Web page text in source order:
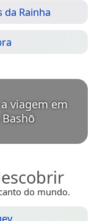
da Rainha
viagem em
do mundo.